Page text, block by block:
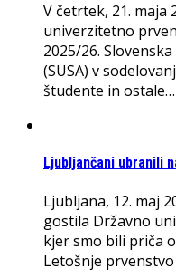
V četrtek, 21.
univerzitetno
2025/26.
(SUSA) v
študente in ostale…
Ljubljančani ubranili
Ljubljana, 12. maj
gostila Državno
kjer smo bili priča
Letošnje